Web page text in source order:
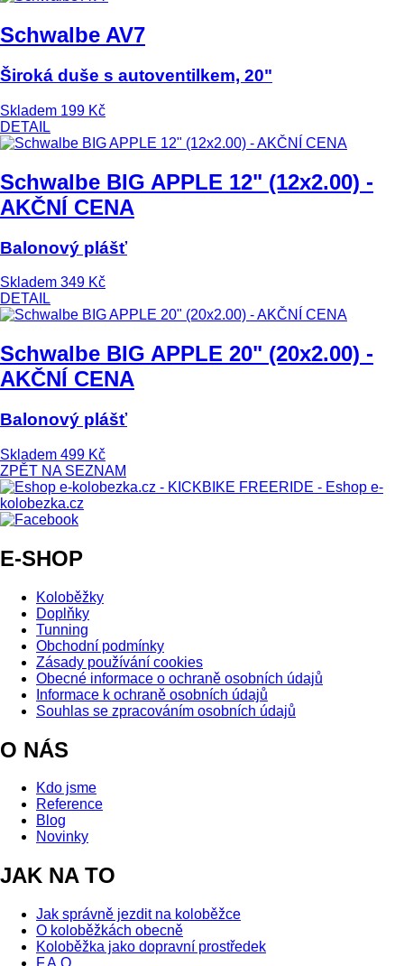
Schwalbe AV7
Široká duše s autoventilkem, 20"
Skladem 199 Kč
DETAIL
Schwalbe BIG APPLE 12" (12x2.00) -
AKČNÍ CENA
Balonový plášť
Skladem 349 Kč
DETAIL
Schwalbe BIG APPLE 20" (20x2.00) -
AKČNÍ CENA
Balonový plášť
Skladem 499 Kč
ZPĚT NA SEZNAM
E-SHOP
Koloběžky
Doplňky
Tunning
Obchodní podmínky
Zásady používání cookies
Obecné informace o ochraně osobních údajů
Informace k ochraně osobních údajů
Souhlas se zpracováním osobních údajů
O NÁS
Kdo jsme
Reference
Blog
Novinky
JAK NA TO
Jak správně jezdit na koloběžce
O koloběžkách obecně
Koloběžka jako dopravní prostředek